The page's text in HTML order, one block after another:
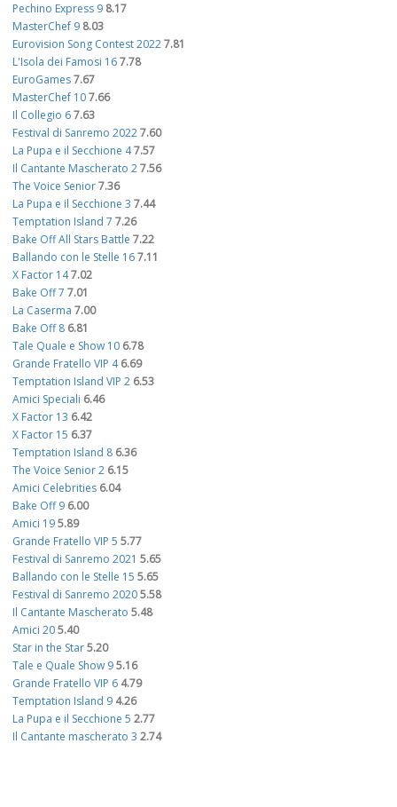
Pechino Express 9 8.17
MasterChef 9 8.03
Eurovision Song Contest 20227.81
L'Isola dei Famosi 167.78
EuroGames7.67
MasterChef 107.66
Il Collegio 67.63
Festival di Sanremo 20227.60
La Pupa e il Secchione 47.57
Il Cantante Mascherato 27.56
The Voice Senior7.36
La Pupa e il Secchione 3 7.44
Temptation Island 7 7.26
Bake Off All Stars Battle 7.22
Ballando con le Stelle 167.11
X Factor 147.02
Bake Off 7 7.01
La Caserma 7.00
Bake Off 8 6.81
Tale Quale e Show 10 6.78
Grande Fratello VIP 4 6.69
Temptation Island VIP 2 6.53
Amici Speciali 6.46
X Factor 13 6.42
X Factor 15 6.37
Temptation Island 8 6.36
The Voice Senior 2 6.15
Amici Celebrities 6.04
Bake Off 9 6.00
Amici 195.89
Grande Fratello VIP 5 5.77
Festival di Sanremo 2021 5.65
Ballando con le Stelle 15 5.65
Festival di Sanremo 20205.58
Il Cantante Mascherato 5.48
Amici 205.40
Star in the Star5.20
Tale e Quale Show 95.16
Grande Fratello VIP 6 4.79
Temptation Island 9 4.26
La Pupa e il Secchione 5 2.77
Il Cantante mascherato 3 2.74